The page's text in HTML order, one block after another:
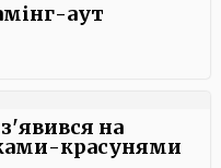
аут
на
красунями